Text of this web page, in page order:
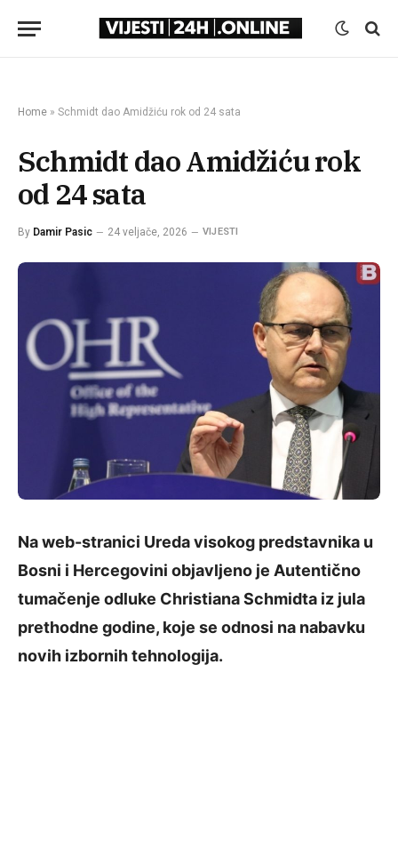
Home » Schmidt dao Amidžiću rok od 24 sata
Schmidt dao Amidžiću rok
od 24 sata
By Damir Pasic 24 veljače, 2026 VIJESTI
Na web-stranici Ureda visokog predstavnika u
Bosni i Hercegovini objavljeno je Autentično
tumačenje odluke Christiana Schmidta iz jula
prethodne godine, koje se odnosi na nabavku
novih izbornih tehnologija.